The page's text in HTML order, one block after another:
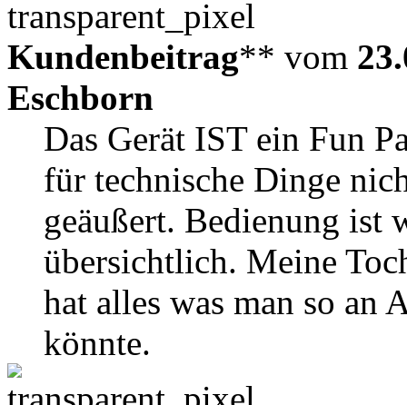
Kundenbeitrag** vom
Eschborn
Das Gerät IST ein Fun
für technische Dinge
geäußert. Bedienung ist
übersichtlich. Meine
hat alles was man so an
könnte.